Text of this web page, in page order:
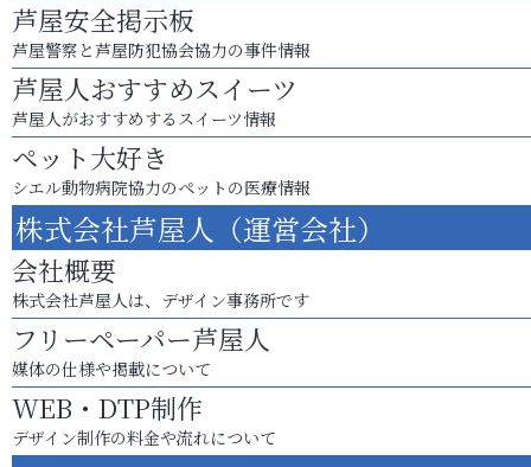
芦屋安全掲示板
芦屋警察と芦屋防犯協会協力の事件情報
芦屋人おすすめスイーツ
芦屋人がおすすめするスイーツ情報
ペット大好き
シエル動物病院協力のペットの医療情報
株式会社芦屋人（運営会社）
会社概要
株式会社芦屋人は、デザイン事務所です
フリーペーパー芦屋人
媒体の仕様や掲載について
WEB・DTP制作
デザイン制作の料金や流れについて